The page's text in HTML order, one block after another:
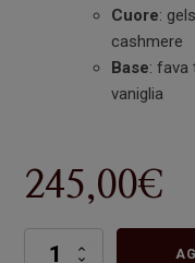
Cuore:
cashmere
Base: fava
vaniglia
245,00€
Naxos